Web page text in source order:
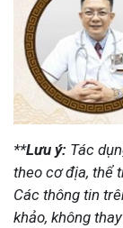
**Lưu ý: Tác
theo cơ địa, thể
Các thông tin
khảo, không